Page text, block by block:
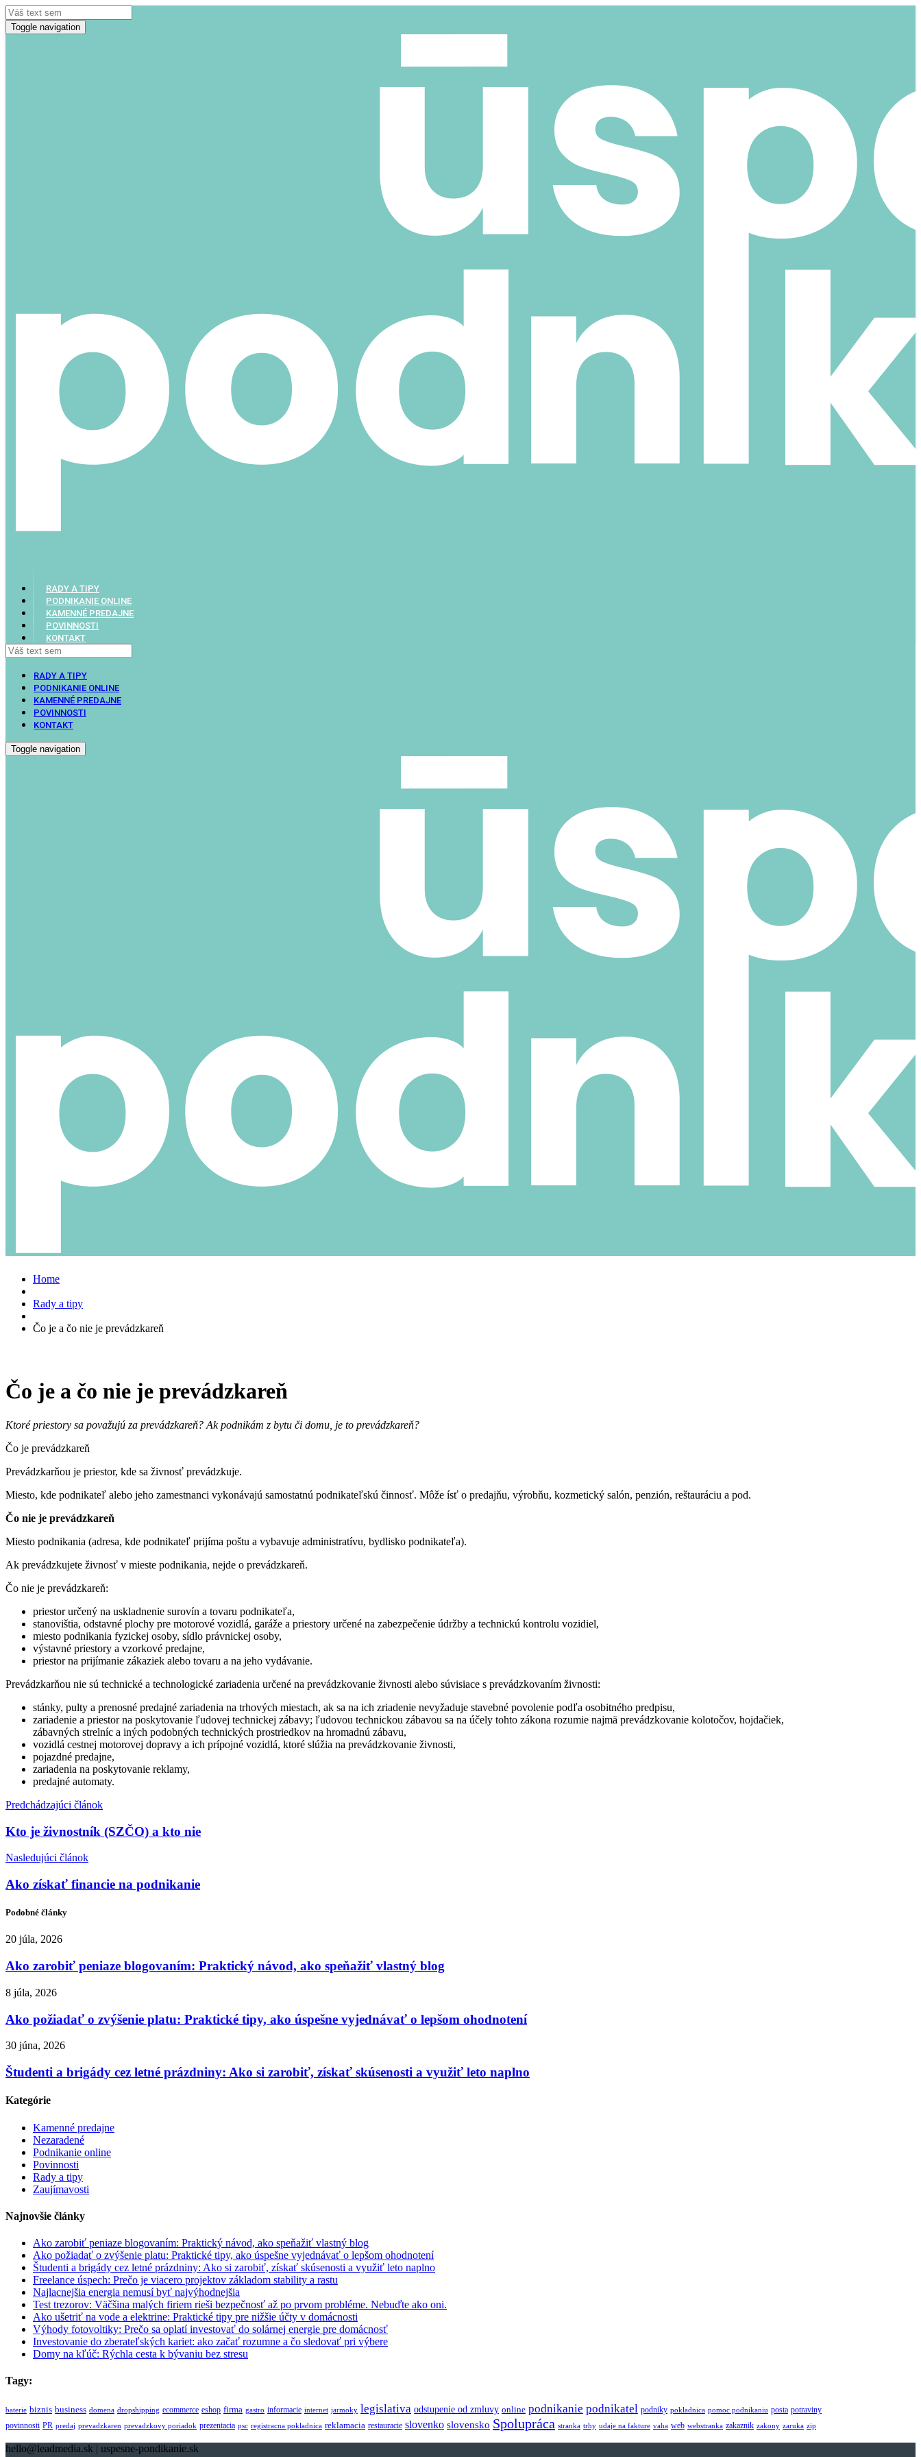
Toggle navigation
RADY A TIPY
PODNIKANIE ONLINE
KAMENNÉ PREDAJNE
POVINNOSTI
KONTAKT
RADY A TIPY
PODNIKANIE ONLINE
KAMENNÉ PREDAJNE
POVINNOSTI
KONTAKT
Toggle navigation
Home
Rady a tipy
Čo je a čo nie je prevádzkareň
Čo je a čo nie je prevádzkareň
Ktoré priestory sa považujú za prevádzkareň? Ak podnikám z bytu či domu, je to prevádzkareň?
Čo je prevádzkareň
Prevádzkarňou je priestor, kde sa živnosť prevádzkuje.
Miesto, kde podnikateľ alebo jeho zamestnanci vykonávajú samostatnú podnikateľskú činnosť. Môže ísť o predajňu, výrobňu, kozmetický salón, penzión, reštauráciu a pod.
Čo nie je prevádzkareň
Miesto podnikania (adresa, kde podnikateľ prijíma poštu a vybavuje administratívu, bydlisko podnikateľa).
Ak prevádzkujete živnosť v mieste podnikania, nejde o prevádzkareň.
Čo nie je prevádzkareň:
priestor určený na uskladnenie surovín a tovaru podnikateľa,
stanovištia, odstavné plochy pre motorové vozidlá, garáže a priestory určené na zabezpečenie údržby a technickú kontrolu vozidiel,
miesto podnikania fyzickej osoby, sídlo právnickej osoby,
výstavné priestory a vzorkové predajne,
priestor na prijímanie zákaziek alebo tovaru a na jeho vydávanie.
Prevádzkarňou nie sú technické a technologické zariadenia určené na prevádzkovanie živnosti alebo súvisiace s prevádzkovaním živnosti:
stánky, pulty a prenosné predajné zariadenia na trhových miestach, ak sa na ich zriadenie nevyžaduje stavebné povolenie podľa osobitného predpisu,
zariadenie a priestor na poskytovanie ľudovej technickej zábavy; ľudovou technickou zábavou sa na účely tohto zákona rozumie najmä prevádzkovanie kolotočov, hojdačiek,
zábavných strelníc a iných podobných technických prostriedkov na hromadnú zábavu,
vozidlá cestnej motorovej dopravy a ich prípojné vozidlá, ktoré slúžia na prevádzkovanie živnosti,
pojazdné predajne,
zariadenia na poskytovanie reklamy,
predajné automaty.
Predchádzajúci článok
Kto je živnostník (SZČO) a kto nie
Nasledujúci článok
Ako získať financie na podnikanie
Podobné články
20 júla, 2026
Ako zarobiť peniaze blogovaním: Praktický návod, ako speňažiť vlastný blog
8 júla, 2026
Ako požiadať o zvýšenie platu: Praktické tipy, ako úspešne vyjednávať o lepšom ohodnotení
30 júna, 2026
Študenti a brigády cez letné prázdniny: Ako si zarobiť, získať skúsenosti a využiť leto naplno
Kategórie
Kamenné predajne
Nezaradené
Podnikanie online
Povinnosti
Rady a tipy
Zaujímavosti
Najnovšie články
Ako zarobiť peniaze blogovaním: Praktický návod, ako speňažiť vlastný blog
Ako požiadať o zvýšenie platu: Praktické tipy, ako úspešne vyjednávať o lepšom ohodnotení
Študenti a brigády cez letné prázdniny: Ako si zarobiť, získať skúsenosti a využiť leto naplno
Freelance úspech: Prečo je viacero projektov základom stability a rastu
Najlacnejšia energia nemusí byť najvýhodnejšia
Test trezorov: Väčšina malých firiem rieši bezpečnosť až po prvom probléme. Nebuďte ako oni.
Ako ušetriť na vode a elektrine: Praktické tipy pre nižšie účty v domácnosti
Výhody fotovoltiky: Prečo sa oplatí investovať do solárnej energie pre domácnosť
Investovanie do zberateľských kariet: ako začať rozumne a čo sledovať pri výbere
Domy na kľúč: Rýchla cesta k bývaniu bez stresu
Tagy:
baterie biznis business domena dropshipping ecommerce eshop firma gastro informacie internet jarmoky legislativa odstupenie od zmluvy online podnikanie podnikatel podniky pokladnica pomoc podnikaniu posta potraviny
povinnosti PR predaj prevadzkaren prevadzkovy poriadok prezentacia psc registracna pokladnica reklamacia restauracie slovenko slovensko Spolupráca stranka trhy udaje na fakture vaha web webstranka zakaznik zakony zaruka zip
hello@leadmedia.sk | uspesne-pondikanie.sk